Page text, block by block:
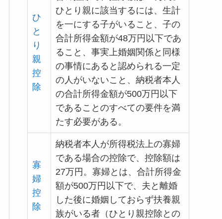
ひ
と
り
親
控
除
ひとり親に該当するには、生計
を一にする子がいること、子の
合計所得金額が48万円以下であ
ること、事実上婚姻関係と同様
の事情にあると認められる一定
の人がいないこと、納税者本人
の合計所得金額が500万円以下
であることのすべての要件を満
たす必要がある。
寡
婦
控
除
納税者本人が所得税法上の寡婦
である場合の控除で、控除額は
27万円。寡婦とは、合計所得金
額が500万円以下で、夫と離婚
した後に婚姻しておらず扶養親
族がいる者（ひとり親控除との